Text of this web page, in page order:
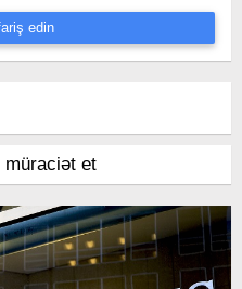
edin
et